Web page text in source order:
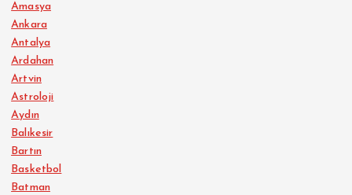
Amasya
Ankara
Antalya
Ardahan
Artvin
Astroloji
Aydın
Balıkesir
Bartın
Basketbol
Batman